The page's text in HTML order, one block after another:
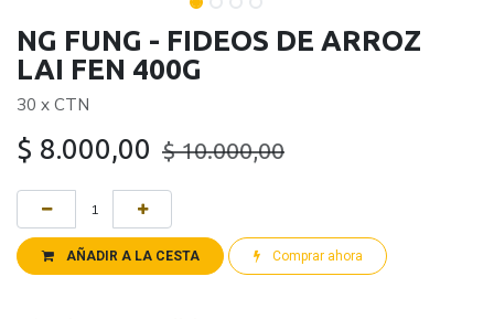
NG FUNG - FIDEOS DE ARROZ
LAI FEN 400G
30 x CTN
$ 8.000,00 $10.000,00
AÑADIR A LA CESTA Comprar ahora